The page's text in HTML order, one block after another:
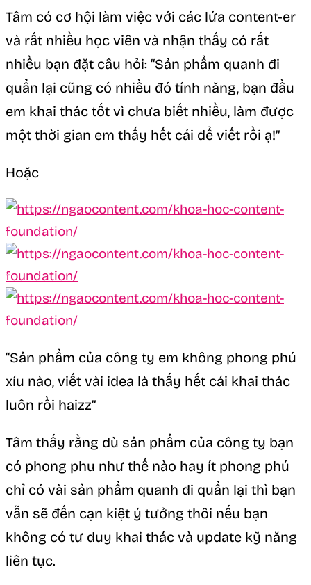
Tâm có cơ hội làm việc với các lứa content-er
và rất nhiều học viên và nhận thấy có rất
nhiều bạn đặt câu hỏi: “Sản phẩm quanh đi
quẩn lại cũng có nhiều đó tính năng, bạn đầu
em khai thác tốt vì chưa biết nhiều, làm được
một thời gian em thấy hết cái để viết rồi ạ!”
Hoặc
“Sản phẩm của công ty em không phong phú
xíu nào, viết vài idea là thấy hết cái khai thác
luôn rồi haizz”
Tâm thấy rằng dù sản phẩm của công ty bạn
có phong phu như thế nào hay ít phong phú
chỉ có vài sản phẩm quanh đi quẩn lại thì bạn
vẫn sẽ đến cạn kiệt ý tưởng thôi nếu bạn
không có tư duy khai thác và update kỹ năng
liên tục.